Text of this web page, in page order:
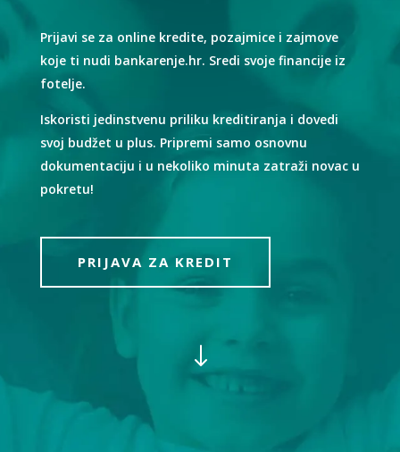
Prijavi se za online kredite, pozajmice i zajmove
koje ti nudi bankarenje.hr. Sredi svoje financije iz
fotelje.
Iskoristi jedinstvenu priliku kreditiranja i dovedi
svoj budžet u plus. Pripremi samo osnovnu
dokumentaciju i u nekoliko minuta zatraži novac u
pokretu!
PRIJAVA ZA KREDIT
"